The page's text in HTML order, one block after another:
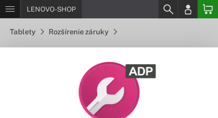
LENOVO-SHOP
Tablety Rozšírenie záruky